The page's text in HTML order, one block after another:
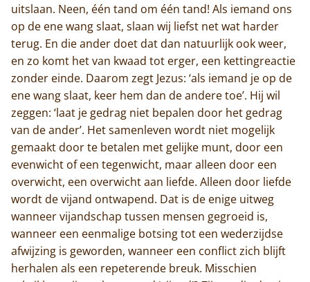
Home
uitslaan. Neen, één tand om één tand! Als iemand ons
op de ene wang slaat, slaan wij liefst net wat harder
terug. En die ander doet dat dan natuurlijk ook weer,
en zo komt het van kwaad tot erger, een kettingreactie
zonder einde. Daarom zegt Jezus: ‘als iemand je op de
ene wang slaat, keer hem dan de andere toe’. Hij wil
zeggen: ‘laat je gedrag niet bepalen door het gedrag
van de ander’. Het samenleven wordt niet mogelijk
gemaakt door te betalen met gelijke munt, door een
evenwicht of een tegenwicht, maar alleen door een
overwicht, een overwicht aan liefde. Alleen door liefde
wordt de vijand ontwapend. Dat is de enige uitweg
wanneer vijandschap tussen mensen gegroeid is,
wanneer een eenmalige botsing tot een wederzijdse
afwijzing is geworden, wanneer een conflict zich blijft
herhalen als een repeterende breuk. Misschien